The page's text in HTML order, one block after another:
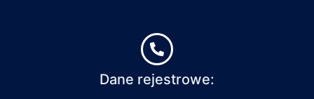
Dane rejestrowe: